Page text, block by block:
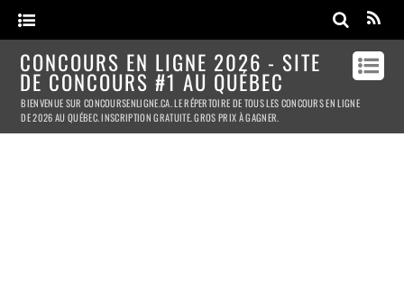
CONCOURS EN LIGNE 2026 - SITE
DE CONCOURS #1 AU QUÉBEC
BIENVENUE SUR CONCOURSENLIGNE.CA. LE RÉPERTOIRE DE TOUS LES CONCOURS EN LIGNE
DE 2026 AU QUÉBEC. INSCRIPTION GRATUITE. GROS PRIX À GAGNER.